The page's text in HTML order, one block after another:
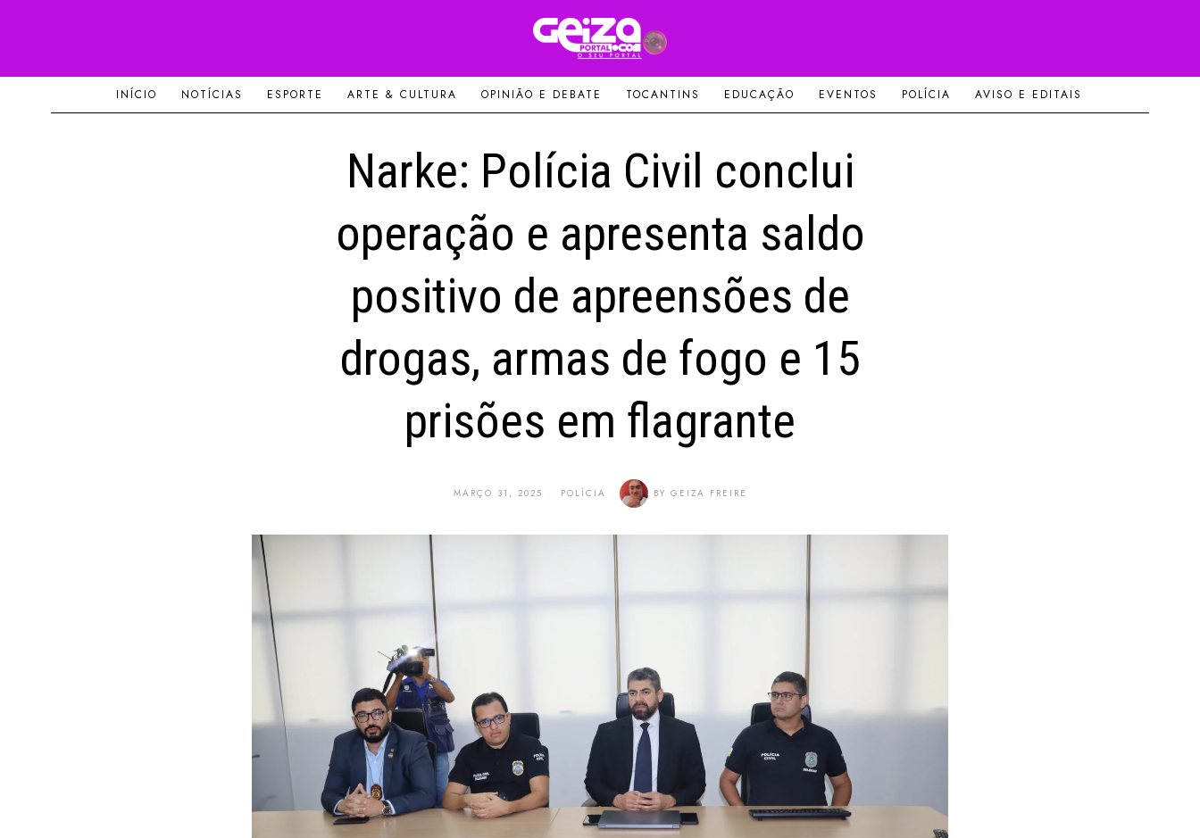
INÍCIO NOTÍCIAS ESPORTE ARTE & CULTURA OPINIÃO E DEBATE TOCANTINS EDUCAÇÃO EVENTOS POLÍCIA AVISO E EDITAIS
Narke: Polícia Civil conclui
operação e apresenta saldo
positivo de apreensões de
drogas, armas de fogo e 15
prisões em flagrante
MARÇO 31, 2025 POLÍCIA BY GEIZA FREIRE